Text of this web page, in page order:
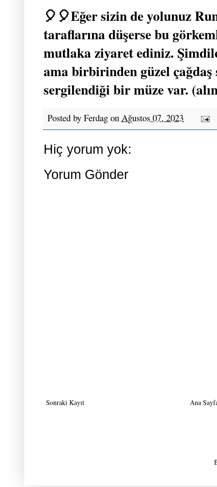
🎈🎈Eğer sizin de yolunuz
taraflarına düşerse bu
mutlaka ziyaret ediniz.
ama birbirinden güzel
sergilendiği bir müze var.
Posted by Ferdag on Ağustos 07, 2023
Hiç yorum yok:
Yorum Gönder
Sonraki Kayıt Ana